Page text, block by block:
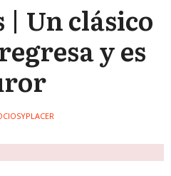
Un clásico
y es